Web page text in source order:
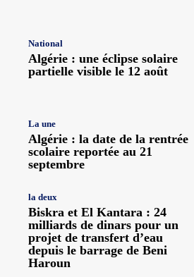
National
Algérie : une éclipse solaire
partielle visible le 12 août
La une
Algérie : la date de la rentrée
scolaire reportée au 21
septembre
la deux
Biskra et El Kantara : 24
milliards de dinars pour un
projet de transfert d’eau
depuis le barrage de Beni
Haroun